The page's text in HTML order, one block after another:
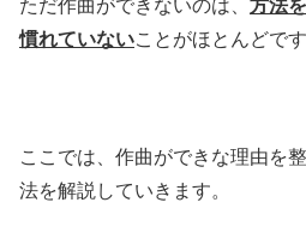
ただ作曲ができないのは、 方法
慣れていないことがほとんどです
ここでは、作曲ができな理由を
法を解説していきます。